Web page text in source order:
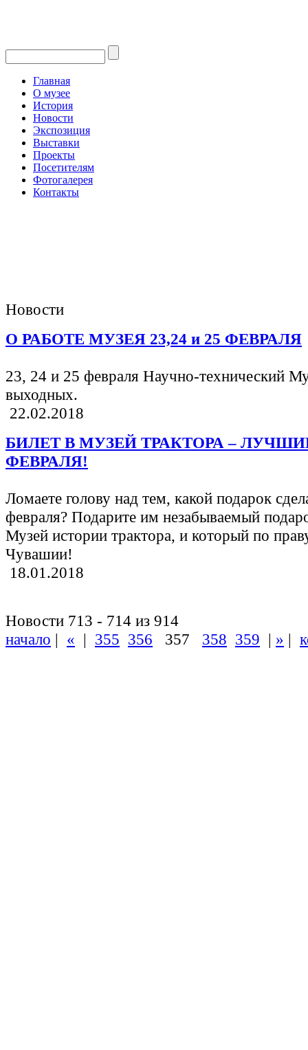
Главная
О музее
История
Новости
Экспозиция
Выставки
Проекты
Посетителям
Фотогалерея
Контакты
Новости
О РАБОТЕ МУЗЕЯ 23,24 и 25 ФЕВРАЛЯ
23, 24 и 25 февраля Научно-технический
выходных.
22.02.2018
БИЛЕТ В МУЗЕЙ ТРАКТОРА –
ФЕВРАЛЯ!
Ломаете голову над тем, какой подарок
февраля? Подарите им незабываемый
Музей истории трактора, и который по
Чувашии!
18.01.2018
Новости 713 - 714 из 914
начало | « | 355 356 357 358 359 | » |